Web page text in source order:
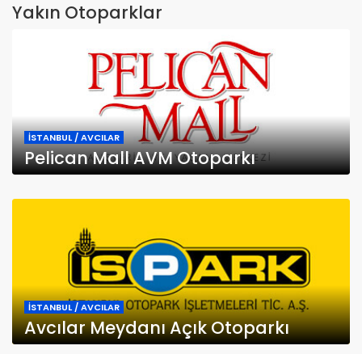
Yakın Otoparklar
İSTANBUL / AVCILAR
Pelican Mall AVM Otoparkı
İSTANBUL / AVCILAR
Avcılar Meydanı Açık Otoparkı